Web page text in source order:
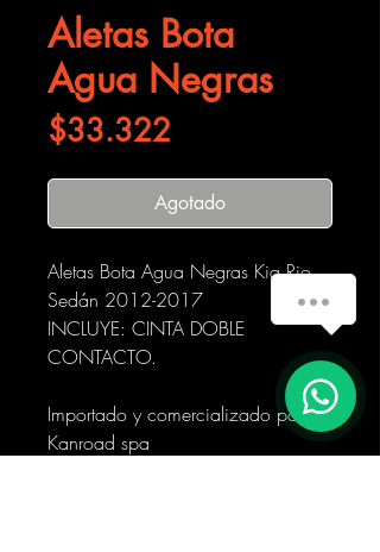
Aletas Bota
Agua Negras
$33.322
Agotado
Aletas Bota Agua Negras Kia Rio
Sedán 2012-2017
INCLUYE: CINTA DOBLE
CONTACTO.
Importado y comercializado por
Kanroad spa
¿Cómo podemos ayudarte?